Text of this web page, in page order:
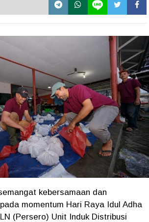
kebersamaan dan
momentum Hari Raya Idul Adha
(Persero) Unit Induk Distribusi